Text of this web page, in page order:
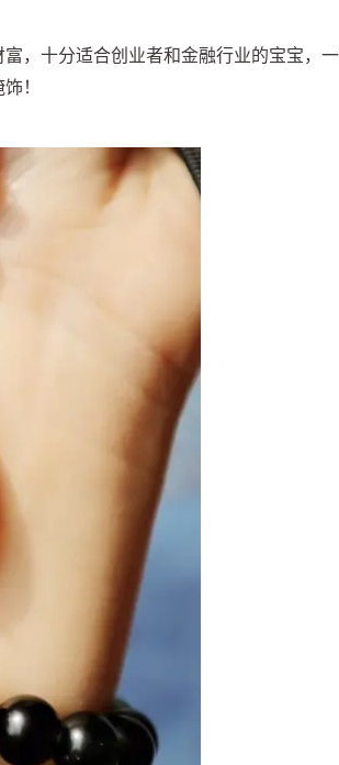
，十分适合创业者和金融行业的宝宝，一
！